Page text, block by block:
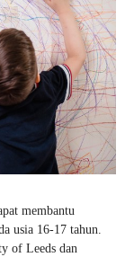
membantu
usia 16-17 tahun.
of Leeds dan